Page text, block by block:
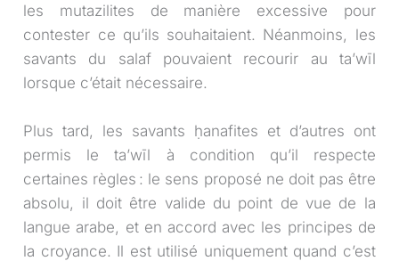
les mutazilites de manière excessive pour
contester ce qu’ils souhaitaient. Néanmoins, les
savants du salaf pouvaient recourir au ta’wīl
lorsque c’était nécessaire.
Plus tard, les savants ḥanafites et d’autres ont
permis le ta’wīl à condition qu’il respecte
certaines règles : le sens proposé ne doit pas être
absolu, il doit être valide du point de vue de la
langue arabe, et en accord avec les principes de
la croyance. Il est utilisé uniquement quand c’est